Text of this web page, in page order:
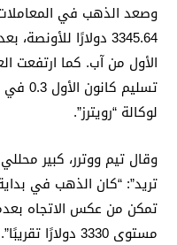
3345.64 دولارًا
الأول من آب. كما ارتفعت
لوكالة “رويترز”.
وقال تيم ووترر، كبير
تريد”: “كان الذهب في
تمكن من عكس الاتجاه
مستوى 3330 دولارًا تقريبًا”.